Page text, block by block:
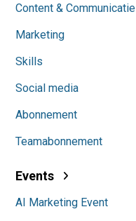
Content & Communicatie
Marketing
Skills
Social media
Abonnement
Teamabonnement
Events
AI Marketing Event